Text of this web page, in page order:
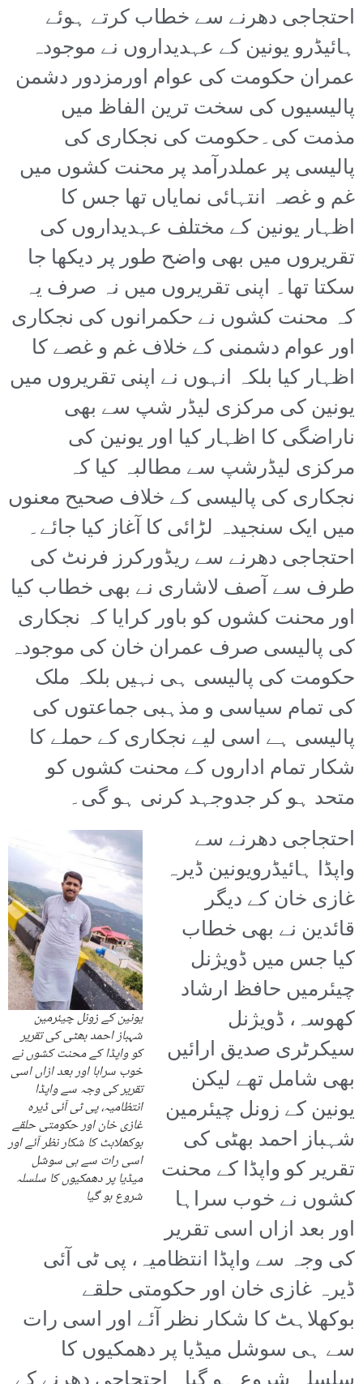
احتجاجی دھرنے سے خطاب کرتے ہوئے
ہائیڈرو یونین کے عہدیداروں نے موجودہ
عمران حکومت کی عوام اورمزدور دشمن
پالیسیوں کی سخت ترین الفاظ میں
مذمت کی۔حکومت کی نجکاری کی
پالیسی پر عملدرآمد پر محنت کشوں میں
غم و غصہ انتہائی نمایاں تھا جس کا
اظہار یونین کے مختلف عہدیداروں کی
تقریروں میں بھی واضح طور پر دیکھا جا
سکتا تھا۔ اپنی تقریروں میں نہ صرف یہ
کہ محنت کشوں نے حکمرانوں کی نجکاری
اور عوام دشمنی کے خلاف غم و غصے کا
اظہار کیا بلکہ انہوں نے اپنی تقریروں میں
یونین کی مرکزی لیڈر شپ سے بھی
ناراضگی کا اظہار کیا اور یونین کی
مرکزی لیڈرشپ سے مطالبہ کیا کہ
نجکاری کی پالیسی کے خلاف صحیح معنوں
میں ایک سنجیدہ لڑائی کا آغاز کیا جائے۔
احتجاجی دھرنے سے ریڈورکرز فرنٹ کی
طرف سے آصف لاشاری نے بھی خطاب کیا
اور محنت کشوں کو باور کرایا کہ نجکاری
کی پالیسی صرف عمران خان کی موجودہ
حکومت کی پالیسی ہی نہیں بلکہ ملک
کی تمام سیاسی و مذہبی جماعتوں کی
پالیسی ہے اسی لیے نجکاری کے حملے کا
شکار تمام اداروں کے محنت کشوں کو
متحد ہو کر جدوجہد کرنی ہو گی۔
یونین کے زونل چیئرمین
شہباز احمد بھٹی کی تقریر
کو واپڈا کے محنت کشوں نے
خوب سراہا اور بعد ازاں اسی
تقریر کی وجہ سے واپڈا
انتظامیہ، پی ٹی آئی ڈیرہ
غازی خان اور حکومتی حلقے
بوکھلاہٹ کا شکار نظر آئے اور
اسی رات سے ہی سوشل
میڈیا پر دھمکیوں کا سلسلہ
شروع ہو گیا
احتجاجی دھرنے سے
واپڈا ہائیڈرویونین ڈیرہ
غازی خان کے دیگر
قائدین نے بھی خطاب
کیا جس میں ڈویژنل
چیئرمیں حافظ ارشاد
کھوسہ، ڈویژنل
سیکرٹری صدیق ارائیں
بھی شامل تھے لیکن
یونین کے زونل چیئرمین
شہباز احمد بھٹی کی
تقریر کو واپڈا کے محنت
کشوں نے خوب سراہا
اور بعد ازاں اسی تقریر
کی وجہ سے واپڈا انتظامیہ، پی ٹی آئی
ڈیرہ غازی خان اور حکومتی حلقے
بوکھلاہٹ کا شکار نظر آئے اور اسی رات
سے ہی سوشل میڈیا پر دھمکیوں کا